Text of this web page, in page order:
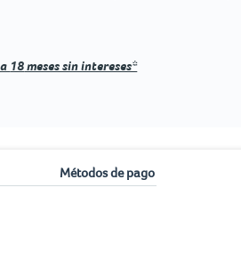
18meses sin intereses*
Métodos de pago